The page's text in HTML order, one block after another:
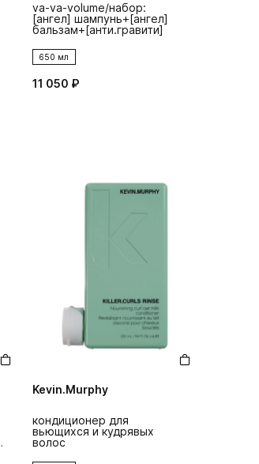
va-va-volume/набор:
[ангел] шампунь+[ангел]
бальзам+[анти.гравити]
650 мл
11 050 ₽
Kevin.Murphy
кондиционер для
вьющихся и кудрявых
волос